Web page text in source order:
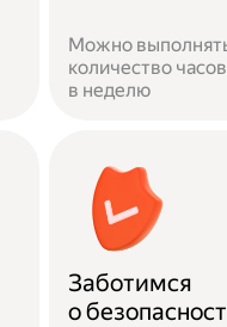
Можно
количество часов
в неделю
Заботимся
о